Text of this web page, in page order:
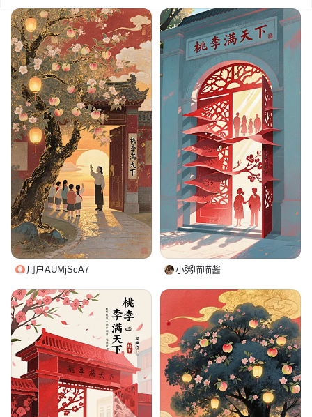
用户AUMjScA7 小粥喵喵酱